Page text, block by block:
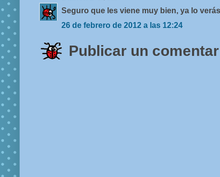
Seguro que les viene muy bien, ya lo
26 de febrero de 2012 a las 12:24
Publicar un